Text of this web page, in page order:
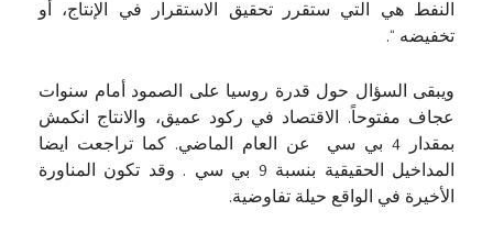
النفط هي التي ستقرر تحقيق الاستقرار في الإنتاج، أو
تخفيضه “.
ويبقى السؤال حول قدرة روسيا على الصمود أمام سنوات
عجاف مفتوحاً. الاقتصاد في ركود عميق، والانتاج انكمش
بمقدار 4 بي سي عن العام الماضي. كما تراجعت ايضا
المداخيل الحقيقية بنسبة 9 بي سي . وقد تكون المناورة
الأخيرة في الواقع حيلة تفاوضية.